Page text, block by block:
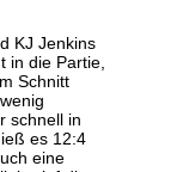
KJ Jenkins
in die Partie,
Schnitt
schnell in
es 12:4
eine